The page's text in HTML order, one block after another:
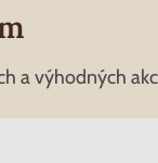
a výhodných